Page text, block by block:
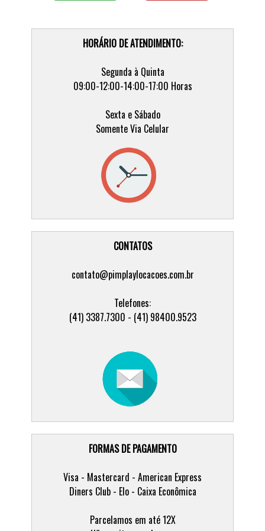
HORÁRIO DE ATENDIMENTO:
Segunda à Quinta
09:00-12:00-14:00-17:00 Horas
Sexta e Sábado
Somente Via Celular
CONTATOS
contato@pimplaylocacoes.com.br
Telefones:
(41) 3387.7300 - (41) 98400.9523
FORMAS DE PAGAMENTO
Visa - Mastercard - American Express
Diners Club - Elo - Caixa Econômica
Parcelamos em até 12X